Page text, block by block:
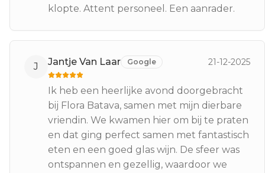
klopte. Attent personeel. Een aanrader.
J Jantje Van Laar Google 21-12-2025
Ik heb een heerlijke avond doorgebracht
bij Flora Batava, samen met mijn dierbare
vriendin. We kwamen hier om bij te praten
en dat ging perfect samen met fantastisch
eten en een goed glas wijn. De sfeer was
ontspannen en gezellig, waardoor we